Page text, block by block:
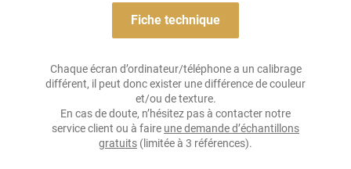
Acrylique solvant, sensible à la pression, repositionnable
Épaisseur
100 µ
Température D'application
Fiche technique
Chaque écran d’ordinateur/téléphone a un calibrage
différent, il peut donc exister une différence de couleur
et/ou de texture.
En cas de doute, n’hésitez pas à contacter notre
service client ou à faire une demande d’échantillons
gratuits (limitée à 3 références).